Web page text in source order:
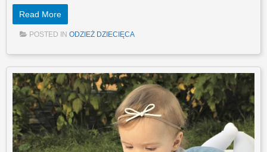
Read More
POSTED IN ODZIEŻ DZIECIĘCA